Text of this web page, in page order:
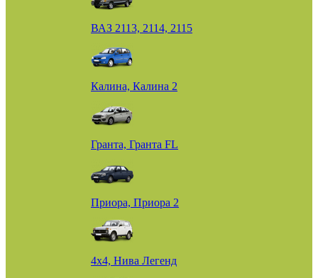
ВАЗ 2113, 2114, 2115
Калина, Калина 2
Гранта, Гранта FL
Приора, Приора 2
4х4, Нива Легенд